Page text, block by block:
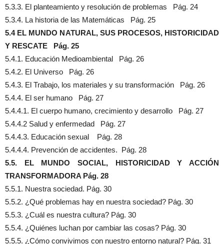
5.3.3. El planteamiento y resolución de problemas Pág. 24
5.3.4. La historia de las Matemáticas Pág. 25
5.4 EL MUNDO NATURAL, SUS PROCESOS, HISTORICIDAD
Y RESCATE Pág. 25
5.4.1. Educación Medioambiental Pág. 26
5.4.2. El Universo Pág. 26
5.4.3. El Trabajo, los materiales y su transformación Pág. 26
5.4.4. El ser humano Pág. 27
5.4.4.1. El cuerpo humano, crecimiento y desarrollo Pág. 27
5.4.4.2 Salud y enfermedad Pág. 27
5.4.4.3. Educación sexual Pág. 28
5.4.4.4. Prevención de accidentes. Pág. 28
5.5. EL MUNDO SOCIAL, HISTORICIDAD Y ACCIÓN
TRANSFORMADORA Pág. 28
5.5.1. Nuestra sociedad. Pág. 30
5.5.2. ¿Qué problemas hay en nuestra sociedad? Pág. 30
5.5.3. ¿Cuál es nuestra cultura? Pág. 30
5.5.4. ¿Quiénes luchan por cambiar las cosas? Pág. 30
5.5.5. ¿Cómo convivimos con nuestro entorno natural? Pág. 31